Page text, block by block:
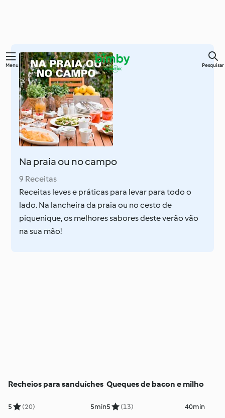
Saltar
conteúdo
principal
Menu Pesquisar
Na praia ou no campo
9 Receitas
Receitas leves e práticas para levar para todo o
lado. Na lancheira da praia ou no cesto de
piquenique, os melhores sabores deste verão vão
na sua mão!
Recheios para sanduíches
5 (20) 5min
Queques de bacon e milho
5 (13) 40min